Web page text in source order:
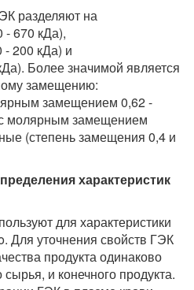
разделяют на
- 670 кДа),
200 кДа) и
Более значимой является
замещению:
замещением 0,62 -
молярным замещением
(степень замещения 0,4 и
характеристик
для характеристики
Для уточнения свойств ГЭК
продукта одинаково
и конечного продукта.